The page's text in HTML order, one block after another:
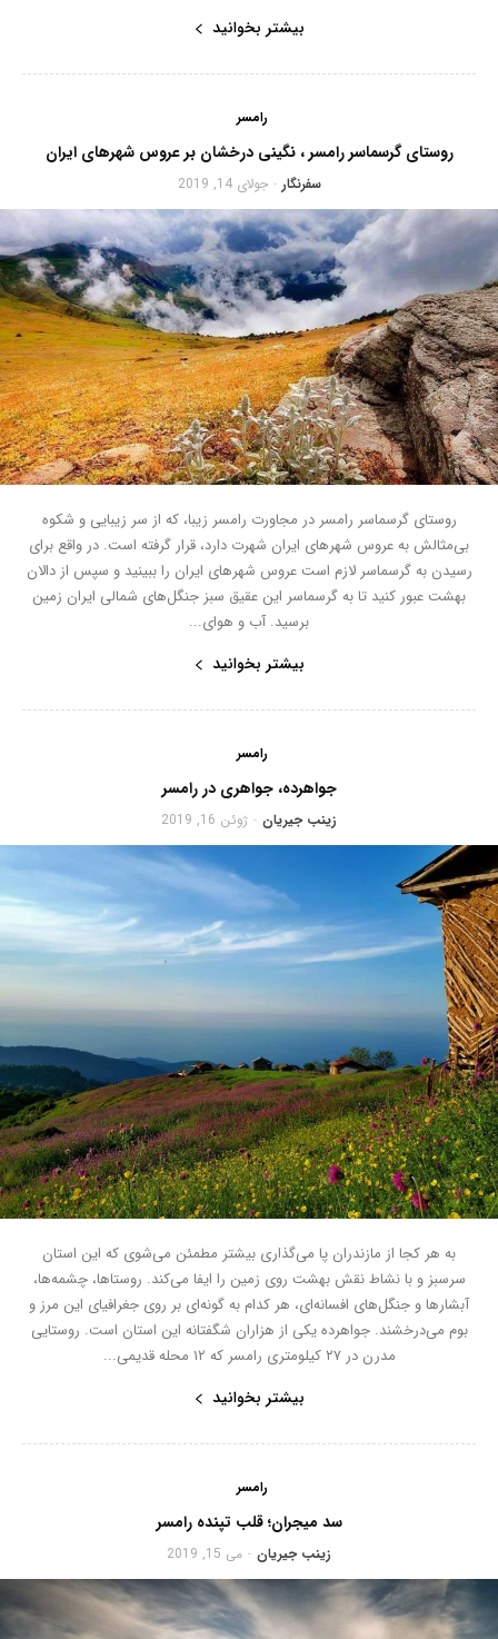
بیشتر بخوانید
رامسر
روستای گرسماسر رامسر ، نگینی درخشان بر عروس شهرهای ایران
سفرنگار - جولای 14, 2019
روستای گرسماسر رامسر در مجاورت رامسر زیبا، که از سر زیبایی و شکوه
بی‌مثالش به عروس شهرهای ایران شهرت دارد، قرار گرفته است. در واقع برای
رسیدن به گرسماسر لازم است عروس شهرهای ایران را ببینید و سپس از دالان
بهشت عبور کنید تا به گرسماسر این عقیق سبز جنگل‌های شمالی ایران زمین
برسید. آب و هوای...
بیشتر بخوانید
رامسر
جواهرده، جواهری در رامسر
زینب جیریان - ژوئن 16, 2019
به هر کجا از مازندران پا می‌گذاری بیشتر مطمئن می‌شوی که این استان
سرسبز و با نشاط نقش بهشت روی زمین را ایفا می‌کند. روستاها، چشمه‌ها،
آبشارها و جنگل‌های افسانه‌ای، هر کدام به گونه‌ای بر روی جغرافیای این مرز و
بوم می‌درخشند. جواهرده یکی از هزاران شگفتانه این استان است. روستایی
مدرن در ۲۷ کیلومتری رامسر که ۱۲ محله قدیمی...
بیشتر بخوانید
رامسر
سد میجران؛ قلب تپنده رامسر
زینب جیریان - می 15, 2019